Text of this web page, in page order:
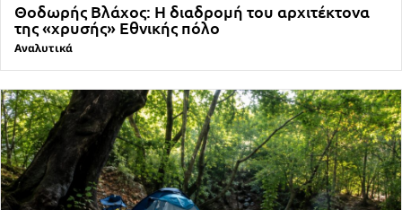
Θοδωρής Βλάχος: Η διαδρομή του αρχιτέκτονα
της «χρυσής» Εθνικής πόλο
Αναλυτικά